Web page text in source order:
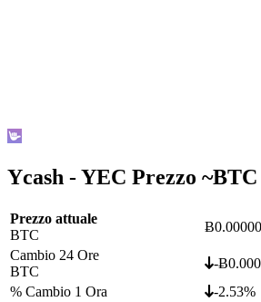
Ycash - YEC Prezzo ~BTC
Prezzo attuale
BTC
Cambio 24 Ore
BTC
-
% Cambio 1 Ora
-2.53%